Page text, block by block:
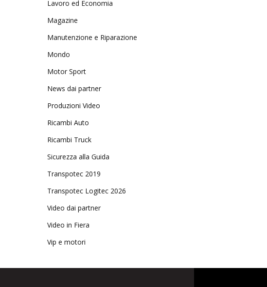
Lavoro ed Economia
Magazine
Manutenzione e Riparazione
Mondo
Motor Sport
News dai partner
Produzioni Video
Ricambi Auto
Ricambi Truck
Sicurezza alla Guida
Transpotec 2019
Transpotec Logitec 2026
Video dai partner
Video in Fiera
Vip e motori